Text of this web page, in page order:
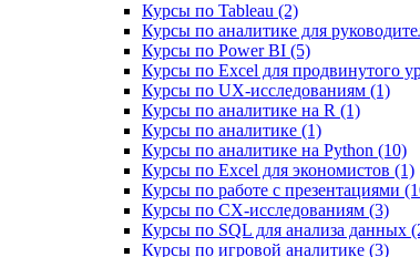
Курсы по Tableau (2)
Курсы по аналитике для
Курсы по Power BI (5)
Курсы по Excel для продвинутого
Курсы по UX‑исследованиям (1)
Курсы по аналитике на R (1)
Курсы по аналитике (1)
Курсы по аналитике на Python (10)
Курсы по Excel для экономистов (1)
Курсы по работе с презентациями
Курсы по CX-исследованиям (3)
Курсы по SQL для анализа данных
Курсы по игровой аналитике (3)